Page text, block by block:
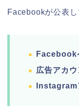
Facebookが公表し
Facebook
広告アカウ
Instagram